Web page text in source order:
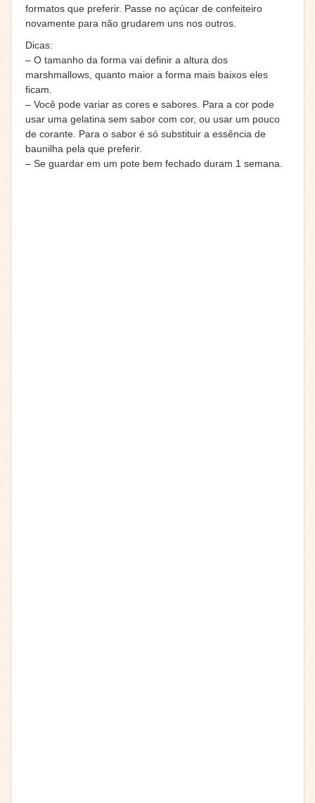
formatos que preferir. Passe no açúcar de confeiteiro
novamente para não grudarem uns nos outros.
Dicas:
– O tamanho da forma vai definir a altura dos
marshmallows, quanto maior a forma mais baixos eles
ficam.
– Você pode variar as cores e sabores. Para a cor pode
usar uma gelatina sem sabor com cor, ou usar um pouco
de corante. Para o sabor é só substituir a essência de
baunilha pela que preferir.
– Se guardar em um pote bem fechado duram 1 semana.